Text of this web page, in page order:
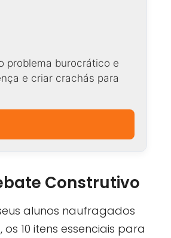
problema burocrático e
e criar crachás para
Construtivo
alunos naufragados
10 itens essenciais para